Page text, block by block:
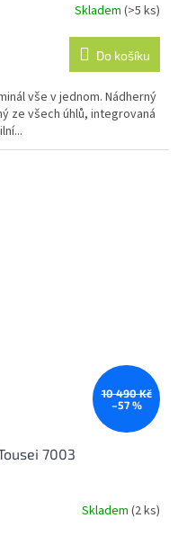
Skladem(>5 ks)
Do košíku
vše v jednom. Nádherný
ze všech úhlů, integrovaná
10 490 Kč
–57 %
7003
Skladem(2 ks)